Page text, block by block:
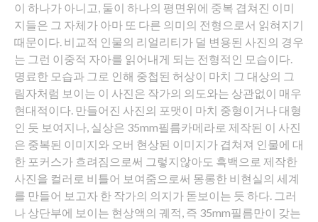
이 하나가 아니고, 둘이 하나의 평면위에 중복 겹쳐진 이미
지들은 그 자체가 아마 또 다른 의미의 전형으로서 읽혀지기
때문이다. 비교적 인물의 리얼리티가 덜 변용된 사진의 경우
는 그런 이중적 자아를 읽어내게 되는 전형적인 모습이다.
명료한 모습과 그로 인해 중첩된 허상이 마치 그 대상의 그
림자처럼 보이는 이 사진은 작가의 의도와는 상관없이 매우
현대적이다. 만들어진 사진의 포맷이 마치 중형이거나 대형
인 듯 보여지나, 실상은 35mm필름카메라로 제작된 이 사진
은 중복된 이미지와 오버 현상된 이미지가 겹쳐져 인물에 대
한 포커스가 흐려짐으로써 그렇지않아도 흑백으로 제작한
사진을 컬러로 비틀어 보여줌으로써 몽롱한 비현실의 세계
를 만들어 보고자 한 작가의 의지가 돋보이는 듯 하다. 그러
나 상단부에 보이는 현상액의 궤적, 즉 35mm필름만이 갖는